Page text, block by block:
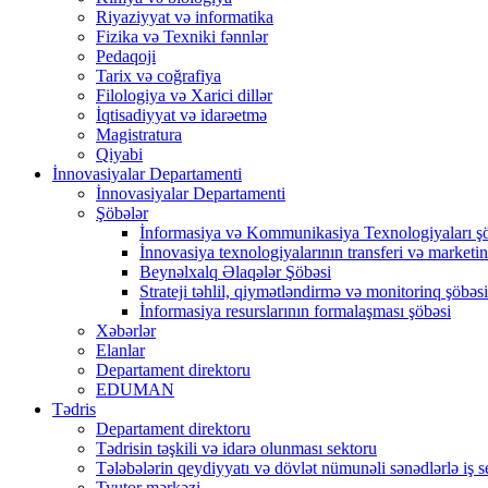
Riyaziyyat və informatika
Fizika və Texniki fənnlər
Pedaqoji
Tarix və coğrafiya
Filologiya və Xarici dillər
İqtisadiyyat və idarəetmə
Magistratura
Qiyabi
İnnovasiyalar Departamenti
İnnovasiyalar Departamenti
Şöbələr
İnformasiya və Kommunikasiya Texnologiyaları
İnnovasiya texnologiyalarının transferi və
Beynəlxalq Əlaqələr Şöbəsi
Strateji təhlil, qiymətləndirmə və monitorinq şöbəsi
İnformasiya resurslarının formalaşması şöbəsi
Xəbərlər
Elanlar
Departament direktoru
EDUMAN
Tədris
Departament direktoru
Tədrisin təşkili və idarə olunması sektoru
Tələbələrin qeydiyyatı və dövlət nümunəli sənədlərlə iş